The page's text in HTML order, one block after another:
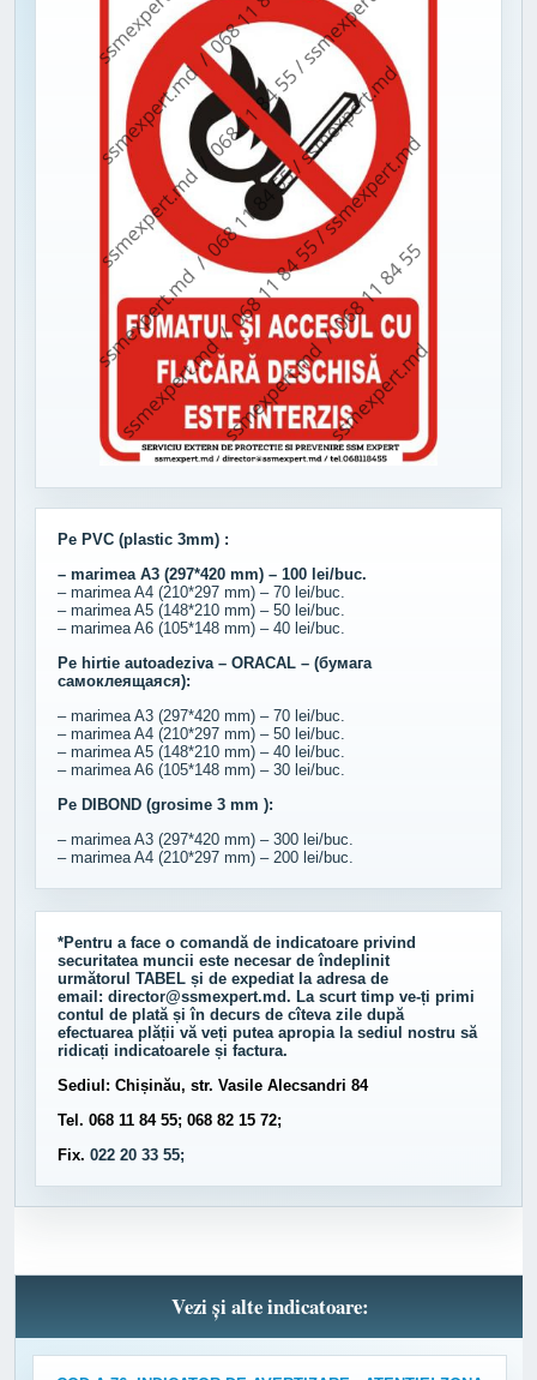
Pe PVC (plastic 3mm) :
– marimea A3 (297*420 mm) – 100 lei/buc.
– marimea A4 (210*297 mm) – 70 lei/buc.
– marimea A5 (148*210 mm) – 50 lei/buc.
– marimea A6 (105*148 mm) – 40 lei/buc.
Pe hirtie autoadeziva – ORACAL – (бумага
самоклеящаяся):
– marimea A3 (297*420 mm) – 70 lei/buc.
– marimea A4 (210*297 mm) – 50 lei/buc.
– marimea A5 (148*210 mm) – 40 lei/buc.
– marimea A6 (105*148 mm) – 30 lei/buc.
Pe DIBOND (grosime 3 mm ):
– marimea A3 (297*420 mm) – 300 lei/buc.
– marimea A4 (210*297 mm) – 200 lei/buc.
*Pentru a face o comandă de indicatoare privind
securitatea muncii este necesar de îndeplinit
următorul TABEL și de expediat la adresa de
email: director@ssmexpert.md. La scurt timp ve-ți primi
contul de plată și în decurs de cîteva zile după
efectuarea plății vă veți putea apropia la sediul nostru să
ridicați indicatoarele și factura.
Sediul: Chișinău, str. Vasile Alecsandri 84
Tel. 068 11 84 55; 068 82 15 72;
Fix. 022 20 33 55;
Vezi și alte indicatoare: